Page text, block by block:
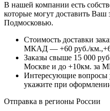
В нашей компании есть
которые могут доставить
Подмосковью.
Стоимость доставки
МКАД — +60 руб./
Заказы свыше 15 000
Москве и до +10км. за
Интересующие вопросы
укажите при оформлении
Отправка в регионы России